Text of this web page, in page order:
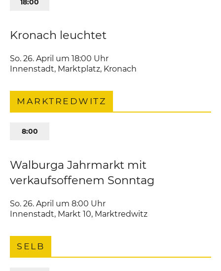
18:00
Kronach leuchtet
So. 26. April um 18:00 Uhr
Innenstadt, Marktplatz Kronach
MARKTREDWITZ
8:00
Walburga Jahrmarkt mit
verkaufsoffenem Sonntag
So. 26. April um 8:00 Uhr
Innenstadt, Markt 10 Marktredwitz
SELB